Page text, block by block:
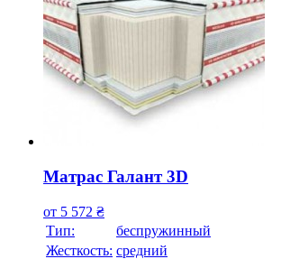
Матрас Галант 3D
от 5 572 ₴
Тип:
беспружинный
Жесткость: средний